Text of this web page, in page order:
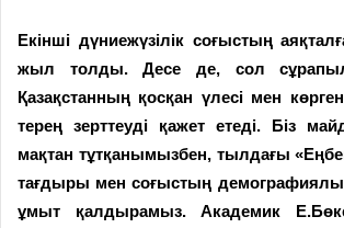
Екінші дүниежүзілік соғыстың
жыл толды. Десе де, сол
Қазақстанның қосқан үлесі мен көрген
терең зерттеуді қажет етеді. Біз
мақтан тұтқанымыз­бен, тылдағы
тағдыры мен соғыстың
ұмыт қалдырамыз. Академик